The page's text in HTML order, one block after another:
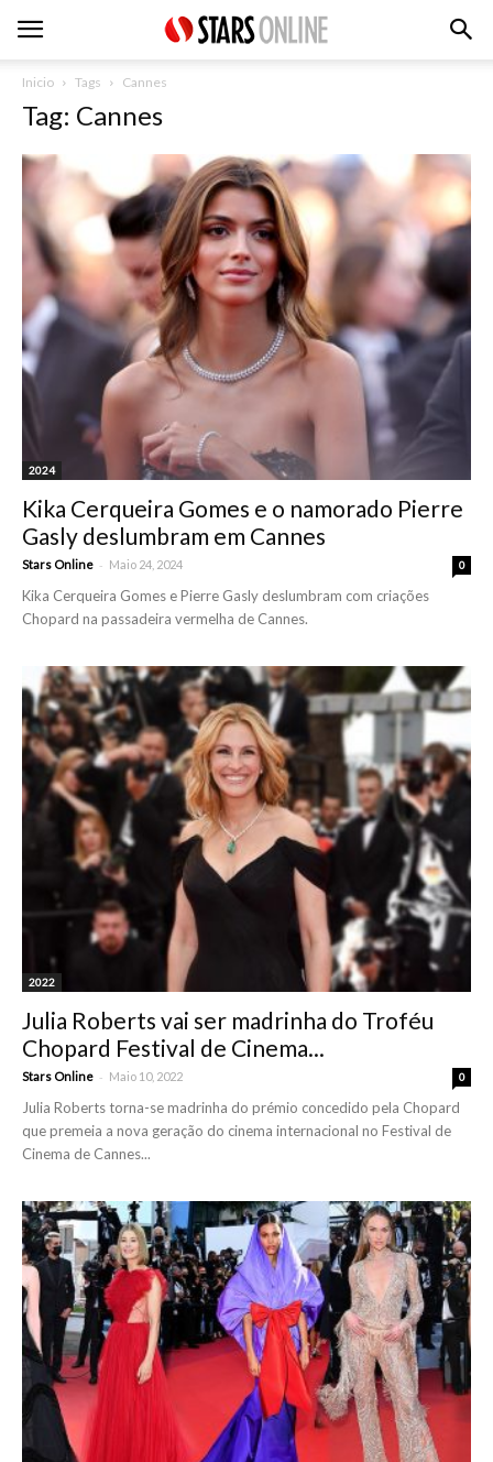
Inicio Tags Cannes
Tag: Cannes
2024
Kika Cerqueira Gomes e o namorado Pierre
Gasly deslumbram em Cannes
Stars Online - Maio 24, 2024 0
Kika Cerqueira Gomes e Pierre Gasly deslumbram com criações
Chopard na passadeira vermelha de Cannes.
2022
Julia Roberts vai ser madrinha do Troféu
Chopard Festival de Cinema...
Stars Online - Maio 10, 2022 0
Julia Roberts torna-se madrinha do prémio concedido pela Chopard
que premeia a nova geração do cinema internacional no Festival de
Cinema de Cannes...